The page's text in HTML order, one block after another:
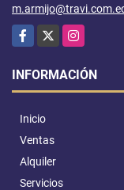
Facebook
X Instagram
INFORMACIÓN
Inicio
Ventas
Alquiler
Servicios